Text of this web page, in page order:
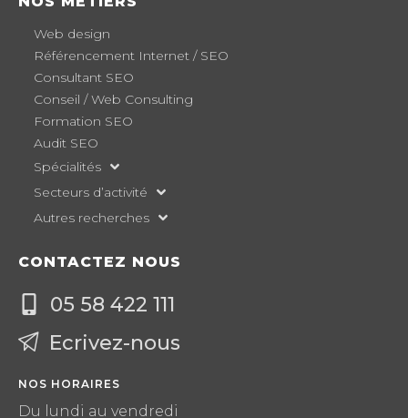
Web design
Référencement Internet / SEO
Consultant SEO
Conseil / Web Consulting
Formation SEO
Audit SEO
Spécialités
Secteurs d’activité
Autres recherches
CONTACTEZ NOUS
05 58 422 111
Ecrivez-nous
NOS HORAIRES
Du lundi au vendredi